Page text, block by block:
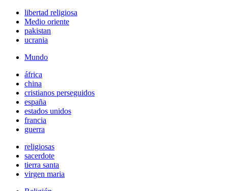
libertad religiosa
Medio oriente
pakistan
ucrania
Mundo
áfrica
china
cristianos perseguidos
españa
estados unidos
francia
guerra
religiosas
sacerdote
tierra santa
virgen maria